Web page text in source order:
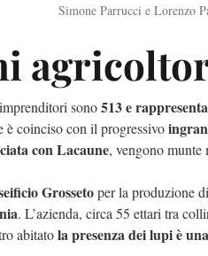
Simone Parrucci e Lorenzo
sono513 e
è coinciso con il progressivo
con Lacaune, vengono munte
Grossetoper la produzione
. L’azienda, circa 55 ettari tra
abitatola presenza dei lupi è